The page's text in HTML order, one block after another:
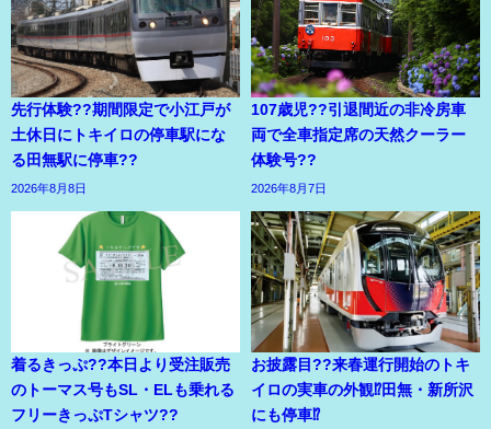
先行体験??期間限定で小江戸が
土休日にトキイロの停車駅にな
る田無駅に停車??
2026年8月8日
107歳児??引退間近の非冷房車
両で全車指定席の天然クーラー
体験号??
2026年8月7日
着るきっぷ??本日より受注販売
のトーマス号もSL・ELも乗れる
フリーきっぷTシャツ??
お披露目??来春運行開始のトキ
イロの実車の外観⁉田無・新所沢
にも停車⁉